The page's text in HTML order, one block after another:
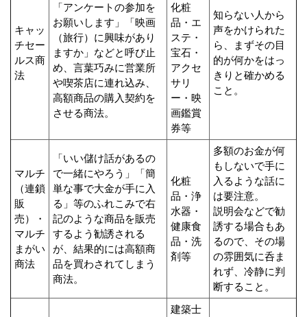
キャッ
チセー
ルス商
法
「アンケートの参加を
お願いします」「映画
（旅行）に興味があり
ますか」などと呼び止
め、言葉巧みに営業所
や喫茶店に連れ込み、
高額商品の購入契約を
させる商法。
化粧
品・エ
ステ・
宝石・
アクセ
サリ
ー・映
画鑑賞
券等
知らない人から
声をかけられた
ら、まずその目
的が何かをはっ
きりと確かめる
こと。
マルチ
（連鎖
販
売）・
マルチ
まがい
商法
「いい儲け話があるの
で一緒にやろう」「簡
単な事で大金が手に入
る」等のふれこみで右
記のような商品を販売
するよう勧誘される
が、結果的には高額商
品を買わされてしまう
商法。
化粧
品・浄
水器・
健康食
品・洗
剤等
多額のお金が何
もしないで手に
入るような話に
は要注意。
説明会などで勧
誘する場合もあ
るので、その場
の雰囲気に呑ま
れず、冷静に判
断すること。
建築士